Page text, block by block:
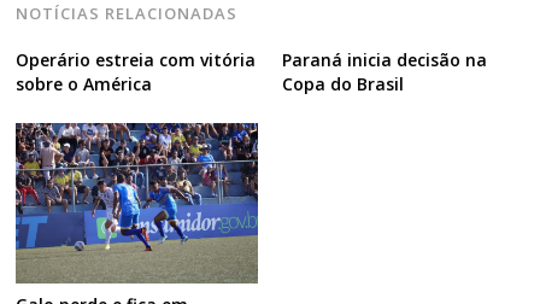
NOTÍCIAS RELACIONADAS
Operário estreia com vitória
sobre o América
Paraná inicia decisão na
Copa do Brasil